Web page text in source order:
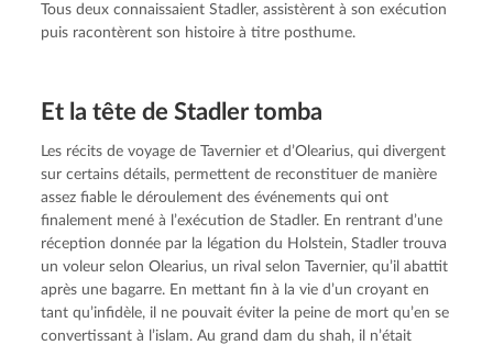
Tous deux connaissaient Stadler, assistèrent à son exécution
puis racontèrent son histoire à titre posthume.
Et la tête de Stadler tomba
Les récits de voyage de Tavernier et d’Olearius, qui divergent
sur certains détails, permettent de reconstituer de manière
assez fiable le déroulement des événements qui ont
finalement mené à l’exécution de Stadler. En rentrant d’une
réception donnée par la légation du Holstein, Stadler trouva
un voleur selon Olearius, un rival selon Tavernier, qu’il abattit
après une bagarre. En mettant fin à la vie d’un croyant en
tant qu’infidèle, il ne pouvait éviter la peine de mort qu’en se
convertissant à l’islam. Au grand dam du shah, il n’était